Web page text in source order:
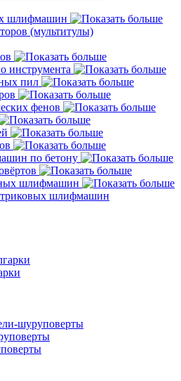
шлифмашин
(мультитулы)
инструмента
пил
фенов
по бетону
шлифмашин
шлифмашин
шуруповерты